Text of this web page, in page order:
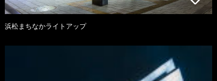
浜松まちなかライトアップ